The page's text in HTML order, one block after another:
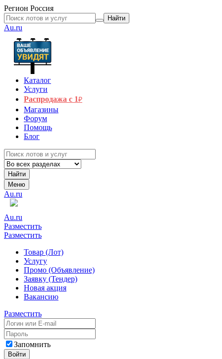
Регион Россия
Найти
Au.ru
Каталог
Услуги
Распродажа с 1₽
Магазины
Форум
Помощь
Блог
Найти
Меню
Au.ru
Au.ru
Разместить
Разместить
Товар (Лот)
Услугу
Промо (Объявление)
Заявку (Тендер)
Новая акция
Вакансию
Разместить
Запомнить
Войти